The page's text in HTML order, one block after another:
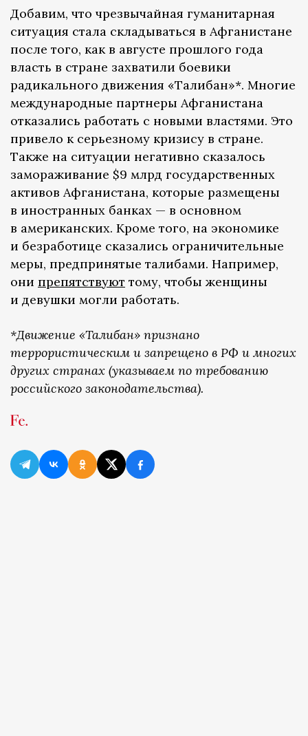
Добавим, что чрезвычайная гуманитарная
ситуация стала складываться в Афганистане
после того, как в августе прошлого года
власть в стране захватили боевики
радикального движения «Талибан»*. Многие
международные партнеры Афганистана
отказались работать с новыми властями. Это
привело к серьезному кризису в стране.
Также на ситуации негативно сказалось
замораживание $9 млрд государственных
активов Афганистана, которые размещены
в иностранных банках — в основном
в американских. Кроме того, на экономике
и безработице сказались ограничительные
меры, предпринятые талибами. Например,
они препятствуют тому, чтобы женщины
и девушки могли работать.
*Движение «Талибан» признано
террористическим и запрещено в РФ и многих
других странах (указываем по требованию
российского законодательства).